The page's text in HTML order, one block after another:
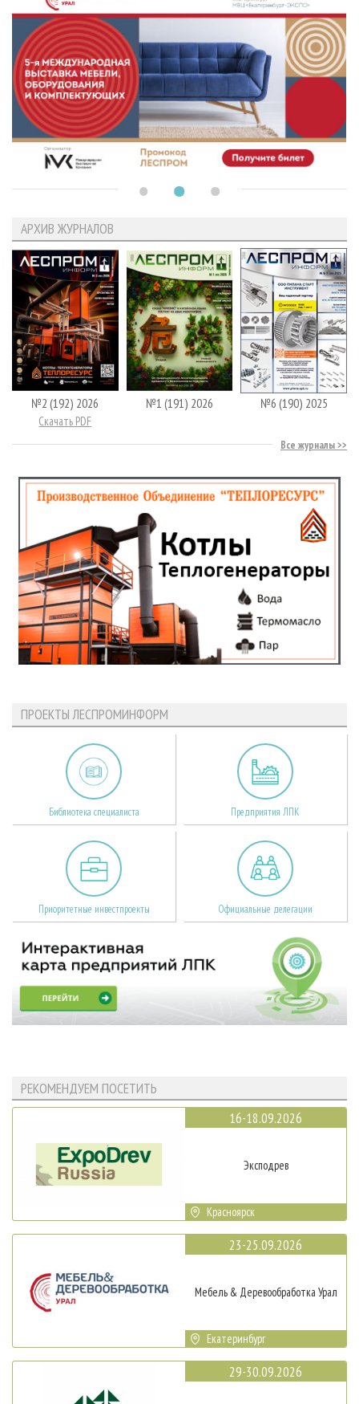
АРХИВ ЖУРНАЛОВ
№2 (192) 2026
Скачать PDF
№1 (191) 2026 №6 (190) 2025
Все журналы
ПРОЕКТЫ ЛЕСПРОМИНФОРМ
Библиотека специалиста Предприятия ЛПК
Приоритетные инвестпроекты Официальные делегации
РЕКОМЕНДУЕМ ПОСЕТИТЬ
16-18.09.2026
Эксподрев
Красноярск
23-25.09.2026
Мебель & Деревообработка Урал
Екатеринбург
29-30.09.2026